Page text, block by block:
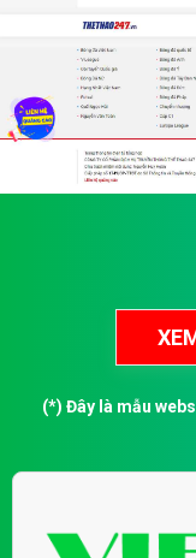
(*) Đây là mẫu